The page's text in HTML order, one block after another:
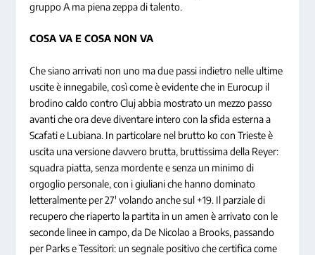
gruppo A ma piena zeppa di talento.
COSA VA E COSA NON VA
Che siano arrivati non uno ma due passi indietro nelle ultime
uscite è innegabile, così come è evidente che in Eurocup il
brodino caldo contro Cluj abbia mostrato un mezzo passo
avanti che ora deve diventare intero con la sfida esterna a
Scafati e Lubiana. In particolare nel brutto ko con Trieste è
uscita una versione davvero brutta, bruttissima della Reyer:
squadra piatta, senza mordente e senza un minimo di
orgoglio personale, con i giuliani che hanno dominato
letteralmente per 27′ volando anche sul +19. Il parziale di
recupero che riaperto la partita in un amen è arrivato con le
seconde linee in campo, da De Nicolao a Brooks, passando
per Parks e Tessitori: un segnale positivo che certifica come